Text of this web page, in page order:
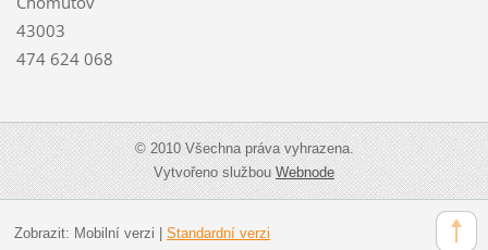
43003
474 624 068
© 2010 Všechna práva vyhrazena.
Vytvořeno službouWebnode
Zobrazit: Mobilní verzi | Standardní verzi